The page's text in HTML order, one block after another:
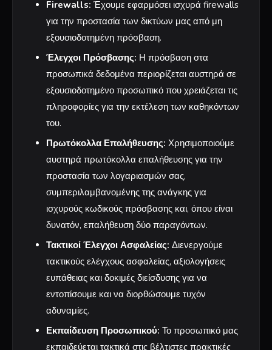
Firewalls: Έχουμε εφαρμόσει ισχυρά firewalls
για την προστασία των δικτύων μας από μη
εξουσιοδοτημένη πρόσβαση.
Έλεγχοι Πρόσβασης: Η πρόσβαση στα
προσωπικά δεδομένα περιορίζεται αυστηρά σε
εξουσιοδοτημένο προσωπικό που χρειάζεται τις
πληροφορίες για την εκτέλεση των καθηκόντων
του.
Πρωτόκολλα Επαλήθευσης: Χρησιμοποιούμε
αυστηρά πρωτόκολλα επαλήθευσης για την
προστασία των λογαριασμών σας,
συμπεριλαμβανομένης της ανάγκης για
ισχυρούς κωδικούς πρόσβασης και, όπου είναι
δυνατόν, επαλήθευση δύο παραγόντων.
Τακτικοί Έλεγχοι Ασφαλείας: Διενεργούμε
τακτικούς ελέγχους ασφαλείας, αξιολογήσεις
ευπάθειας και δοκιμές διείσδυσης για να
εντοπίσουμε και να διορθώσουμε τυχόν
αδυναμίες.
Εκπαίδευση Προσωπικού: Το προσωπικό μας
εκπαιδεύεται τακτικά στις βέλτιστες πρακτικές